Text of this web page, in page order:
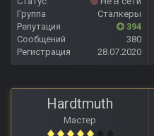
Группа
Сталкеры
Репутация
394
Сообщений
380
Регистрация
28.07.2020
Hardtmuth
Мастер